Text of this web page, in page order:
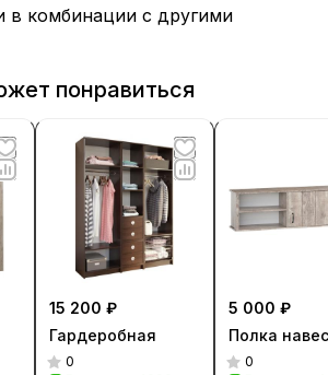
в комбинации с другими
понравиться
15 200 ₽
Гардеробная
0
5 000 ₽
Полка
0